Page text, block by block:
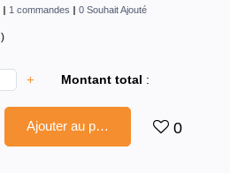
1 commandes 0 Souhait Ajouté
)
+ Montant total :
Ajouter au panier 0